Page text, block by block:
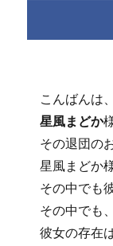
こんばんは
星風まどか
その退団の
星風まどか
その中でも
その中でも
彼女の存在